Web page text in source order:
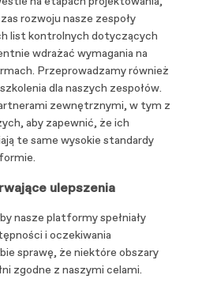
rozwoju nasze zespoły
list kontrolnych dotyczących
wdrażać wymagania na
Przeprowadzamy również
dla naszych zespołów.
zewnętrznymi, w tym z
aby zapewnić, że ich
te same wysokie standardy
ulepszenia
nasze platformy spełniały
i oczekiwania
sprawę, że niektóre obszary
zgodne z naszymi celami.